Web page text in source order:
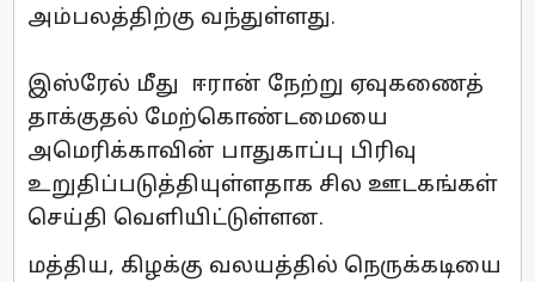
அம்பலத்திற்கு வந்துள்ளது.
இஸ்ரேல் மீது ஈரான் நேற்று ஏவுகணைத்
தாக்குதல் மேற்கொண்டமையை
அமெரிக்காவின் பாதுகாப்பு பிரிவு
உறுதிப்படுத்தியுள்ளதாக சில ஊடகங்கள்
செய்தி வெளியிட்டுள்ளன.
மத்திய, கிழக்கு வலயத்தில் நெருக்கடியை